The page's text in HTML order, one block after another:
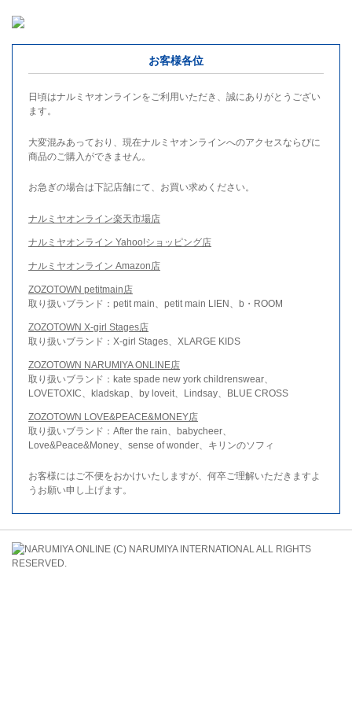
お客様各位
日頃はナルミヤオンラインをご利用いただき、誠にありがとうござい
ます。
大変混みあっており、現在ナルミヤオンラインへのアクセスならびに
商品のご購入ができません。
お急ぎの場合は下記店舗にて、お買い求めください。
ナルミヤオンライン楽天市場店
ナルミヤオンライン Yahoo!ショッピング店
ナルミヤオンライン Amazon店
ZOZOTOWN petitmain店
取り扱いブランド：petit main、petit main LIEN、b・ROOM
ZOZOTOWN X-girl Stages店
取り扱いブランド：X-girl Stages、XLARGE KIDS
ZOZOTOWN NARUMIYA ONLINE店
取り扱いブランド：kate spade new york childrenswear、
LOVETOXIC、kladskap、by loveit、Lindsay、BLUE CROSS
ZOZOTOWN LOVE&PEACE&MONEY店
取り扱いブランド：After the rain、babycheer、
Love&Peace&Money、sense of wonder、キリンのソフィ
お客様にはご不便をおかけいたしますが、何卒ご理解いただきますよ
うお願い申し上げます。